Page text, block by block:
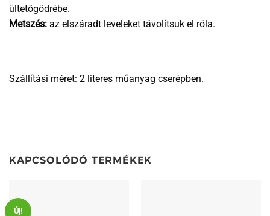
ültetőgödrébe.
Metszés: az elszáradt leveleket távolítsuk el róla.
Szállítási méret: 2 literes műanyag cserépben.
KAPCSOLÓDÓ TERMÉKEK
Új!